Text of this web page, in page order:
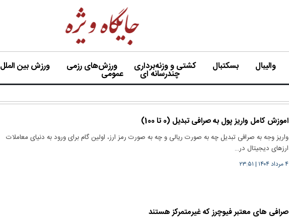
والیبال بسکتبال کشتی و وزنه‌برداری ورزش‌های رزمی ورزش بین الملل
چندرسانه ای عمومی
اموزش کامل واریز پول به صرافی تبدیل (0 تا 100)
واریز وجه به صرافی تبدیل چه به صورت ریالی و چه به صورت رمز ارز، اولین گام برای ورود به دنیای معاملات
ارزهای دیجیتال در…
۴ مرداد ۱۴۰۴ | ۲۳:۵۱
صرافی های معتبر فیوچرز که غیرمتمرکز هستند